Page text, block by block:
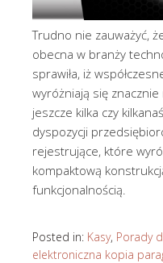
Trudno nie zauważyć,
obecna w branży
sprawiła, iż
wyróżniają się
jeszcze kilka czy
dyspozycji
rejestrujące, które
kompaktową
funkcjonalnością.
Posted in: Kasy, Porady
elektroniczna kopia